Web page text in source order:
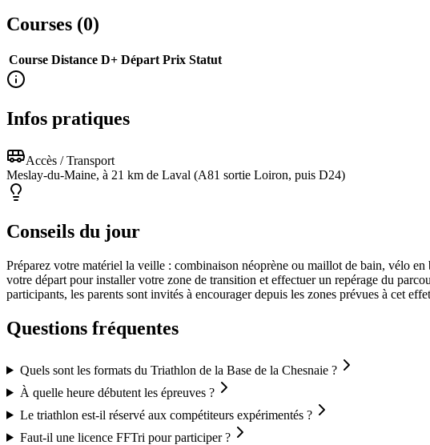
Courses (0)
Course Distance D+ Départ Prix Statut
Infos pratiques
Accès / Transport
Meslay-du-Maine, à 21 km de Laval (A81 sortie Loiron, puis D24)
Conseils du jour
Préparez votre matériel la veille : combinaison néoprène ou maillot de bain, vélo
votre départ pour installer votre zone de transition et effectuer un repérage du
participants, les parents sont invités à encourager depuis les zones prévues à cet
Questions fréquentes
Quels sont les formats du Triathlon de la Base de la Chesnaie ?
À quelle heure débutent les épreuves ?
Le triathlon est-il réservé aux compétiteurs expérimentés ?
Faut-il une licence FFTri pour participer ?